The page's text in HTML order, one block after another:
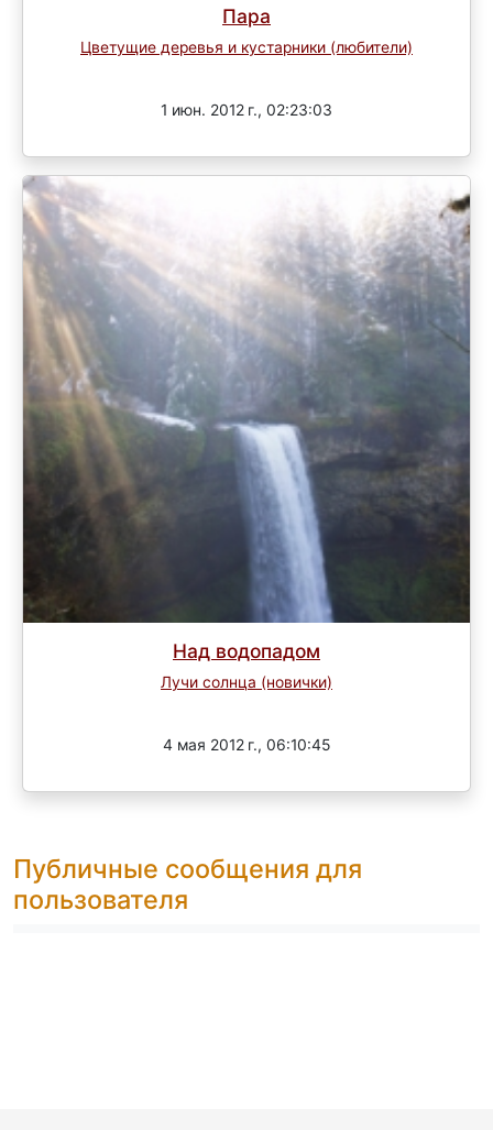
Пара
Цветущие деревья и кустарники (любители)
1 июн. 2012 г., 02:23:03
Над водопадом
Лучи солнца (новички)
4 мая 2012 г., 06:10:45
Публичные сообщения для
пользователя